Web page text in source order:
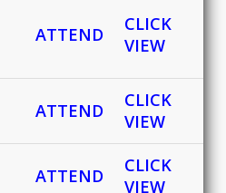
ATTEND
CLICK
VIEW
ATTEND
CLICK
VIEW
ATTEND
CLICK
VIEW